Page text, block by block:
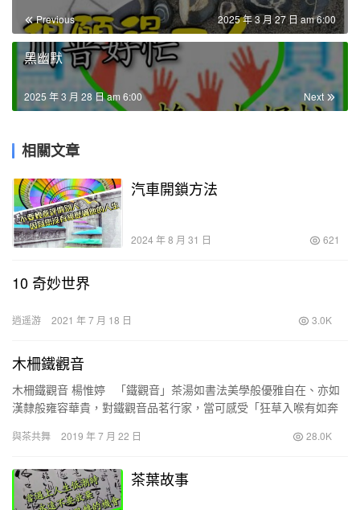
e
e
Previous 2025 年 3 月 27 日 am 6:00
黑幽默
Next
2025 年 3 月 28 日 am 6:00
相關文章
汽車開鎖方法
2024 年 8 月 31 日 621
10 奇妙世界
逍遥游 2021 年 7 月 18 日 3.0K
木柵鐵觀音
木柵鐵觀音 楊惟婷 「鐵觀音」茶湯如書法美學般優雅自在、亦如
漢隸般雍容華貴，對鐵觀音品茗行家，當可感受「狂草入喉有如奔
與茶共舞 2019 年 7 月 22 日 28.0K
茶葉故事